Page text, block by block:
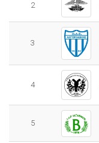
2
3
4
5